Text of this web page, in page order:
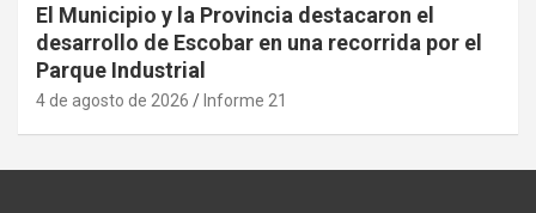
El Municipio y la Provincia destacaron el
desarrollo de Escobar en una recorrida por el
Parque Industrial
4 de agosto de 2026 Informe 21